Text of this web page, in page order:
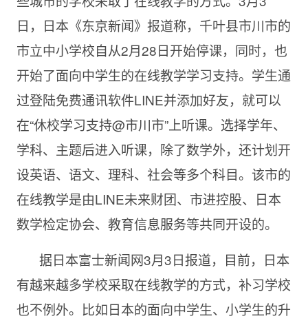
日，日本《东京新闻》报道称，千叶县市川市的
市立中小学校自从2月28日开始停课，同时，也
开始了面向中学生的在线教学学习支持。学生通
过登陆免费通讯软件LINE并添加好友，就可以
在“休校学习支持@市川市”上听课。选择学年、
学科、主题后进入听课，除了数学外，还计划开
设英语、语文、理科、社会等多个科目。该市的
在线教学是由LINE未来财团、市进控股、日本
数学检定协会、教育信息服务等共同开设的。
据日本富士新闻网3月3日报道，目前，日本
有越来越多学校采取在线教学的方式，补习学校
也不例外。比如日本的面向中学生、小学生的升